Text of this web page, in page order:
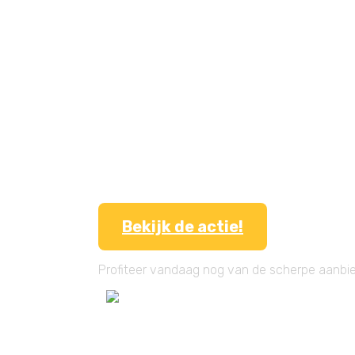
Bekijk de actie!
Profiteer vandaag nog van de scherpe